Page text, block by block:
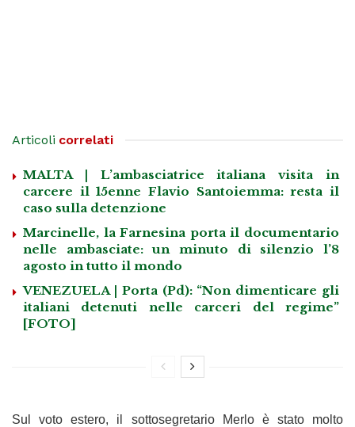
Articoli correlati
MALTA | L’ambasciatrice italiana visita in
carcere il 15enne Flavio Santoiemma: resta il
caso sulla detenzione
Marcinelle, la Farnesina porta il documentario
nelle ambasciate: un minuto di silenzio l’8
agosto in tutto il mondo
VENEZUELA | Porta (Pd): “Non dimenticare gli
italiani detenuti nelle carceri del regime”
[FOTO]
Sul voto estero, il sottosegretario Merlo è stato molto